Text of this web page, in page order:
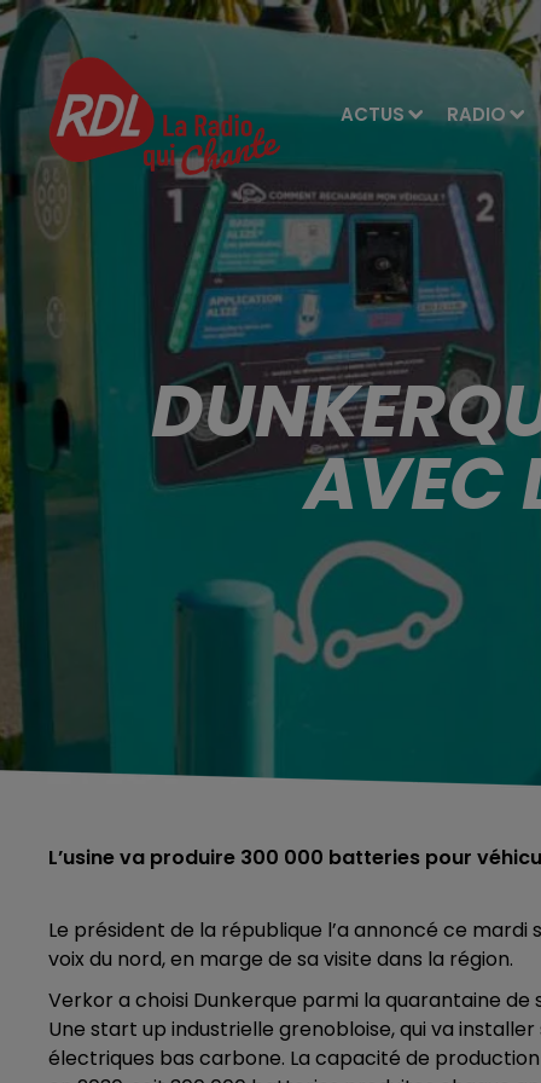
ACTUS RADIO
AVEC
L’usine va produire 300 000 batteries pour
Le président de la république l’a annoncé ce
voix du nord, en marge de sa visite dans la région.
Verkor a choisi Dunkerque parmi la quarantaine
Une start up industrielle grenobloise, qui va
électriques bas carbone. La capacité de